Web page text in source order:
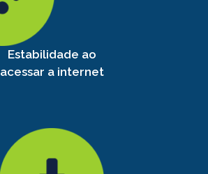
Estabilidade ao
acessar a internet